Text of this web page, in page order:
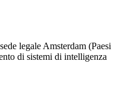
legale Amsterdam (Paesi
di sistemi di intelligenza